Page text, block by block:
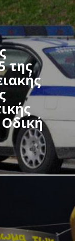
της